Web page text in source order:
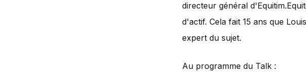
directeur général
d'actif. Cela fait 15 ans que
expert du sujet.
Au programme du Talk :